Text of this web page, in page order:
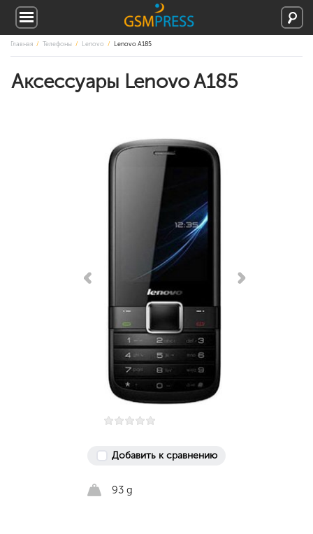
Главная Телефоны Lenovo Lenovo A185
Аксессуары Lenovo A185
Добавить к сравнению
93 g